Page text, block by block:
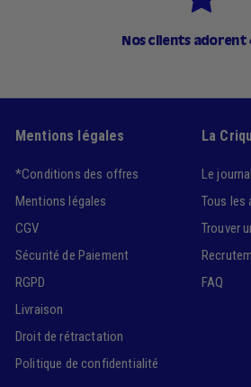
Nos clients adorent
Mentions légales
*Conditions des offres
Mentions légales
CGV
Sécurité de Paiement
RGPD
Livraison
Droit de rétractation
Politique de confidentialité
La
Le
Tous les
Trouver
FAQ